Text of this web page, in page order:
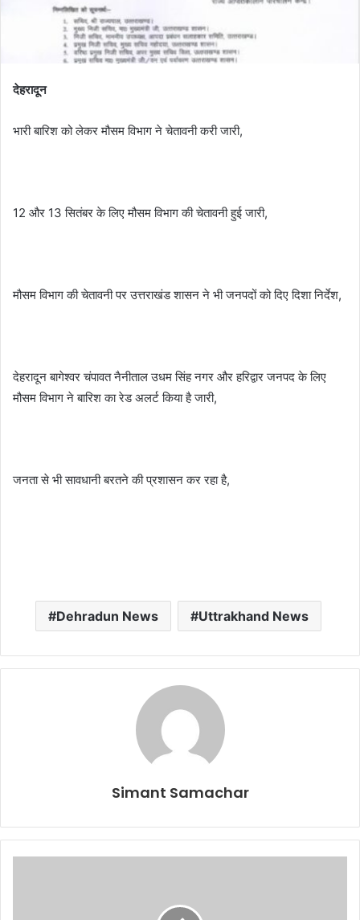
देहरादून
भारी बारिश को लेकर मौसम विभाग ने चेतावनी करी जारी,
12 और 13 सितंबर के लिए मौसम विभाग की चेतावनी हुई जारी,
मौसम विभाग की चेतावनी पर उत्तराखंड शासन ने भी जनपदों को दिए दिशा निर्देश,
देहरादून बागेश्वर चंपावत नैनीताल उधम सिंह नगर और हरिद्वार जनपद के लिए
मौसम विभाग ने बारिश का रेड अलर्ट किया है जारी,
जनता से भी सावधानी बरतने की प्रशासन कर रहा है,
Dehradun News Uttrakhand News
Simant Samachar